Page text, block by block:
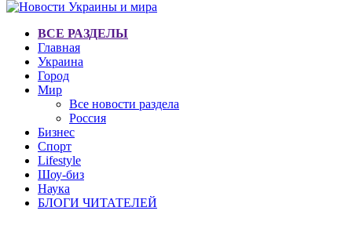
ВСЕ РАЗДЕЛЫ
Главная
Украина
Город
Мир
Все новости раздела
Россия
Бизнес
Спорт
Lifestyle
Шоу-биз
Наука
БЛОГИ ЧИТАТЕЛЕЙ